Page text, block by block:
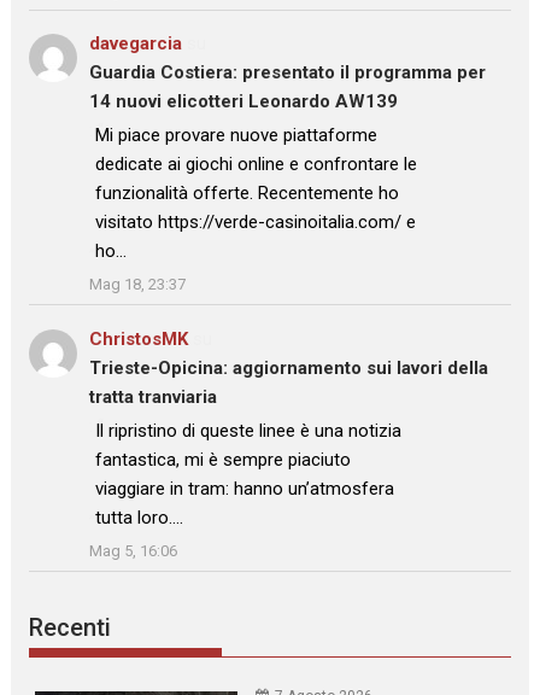
davegarcia
Guardia Costiera: presentato il programma per
14 nuovi elicotteri Leonardo AW139
: “
Mi piace provare nuove piattaforme
dedicate ai giochi online e confrontare le
funzionalità offerte. Recentemente ho
visitato https://verde-casinoitalia.com/ e
ho…
”
Mag 18, 23:37
ChristosMKsu
Trieste-Opicina: aggiornamento sui lavori della
tratta tranviaria
: “
Il ripristino di queste linee è una notizia
fantastica, mi è sempre piaciuto
viaggiare in tram: hanno un’atmosfera
tutta loro.…
”
Mag 5, 16:06
Recenti